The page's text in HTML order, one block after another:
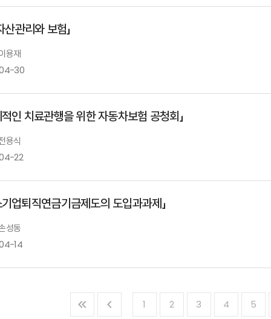
지급여력제도와 보험회사경영
Ⅳ.「자율주행차와 보험 가치 사슬의 변화」
발표자 : 박소정
김혜성 박사
이준섭 한화생명 신사업부문 상무
홍성호 보험개발원 조사국제협력팀 팀장
보험산업의 AI 윤리문제와 윤기기준 제정 방안
산관리와 보험」
용재
30
이용재 울산과학기술원 교수
적인 치료관행을 위한 자동차보험 공청회」
용식
22
축 사
기업퇴직연금기금제도의 도입과과제」
성동
14
Ⅰ.「중소기업퇴직연금기금제도의 도입과과제」
1 2 3 4 5